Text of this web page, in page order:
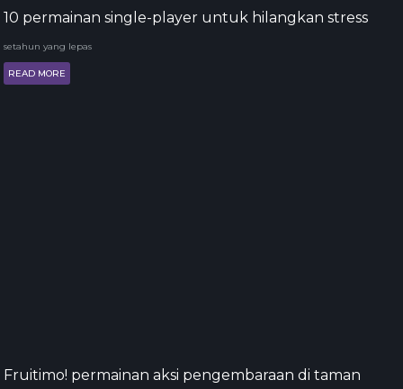
10 permainan single-player untuk hilangkan stress
setahun yang lepas
READ MORE
Fruitimo! permainan aksi pengembaraan di taman